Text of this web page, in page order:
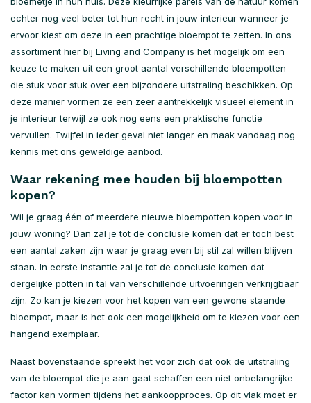
echter nog veel beter tot hun recht in jouw interieur wanneer je
ervoor kiest om deze in een prachtige bloempot te zetten. In ons
assortiment hier bij Living and Company is het mogelijk om een
keuze te maken uit een groot aantal verschillende bloempotten
die stuk voor stuk over een bijzondere uitstraling beschikken. Op
deze manier vormen ze een zeer aantrekkelijk visueel element in
je interieur terwijl ze ook nog eens een praktische functie
vervullen. Twijfel in ieder geval niet langer en maak vandaag nog
kennis met ons geweldige aanbod.
Waar rekening mee houden bij bloempotten
kopen?
Wil je graag één of meerdere nieuwe bloempotten kopen voor in
jouw woning? Dan zal je tot de conclusie komen dat er toch best
een aantal zaken zijn waar je graag even bij stil zal willen blijven
staan. In eerste instantie zal je tot de conclusie komen dat
dergelijke potten in tal van verschillende uitvoeringen verkrijgbaar
zijn. Zo kan je kiezen voor het kopen van een gewone staande
bloempot, maar is het ook een mogelijkheid om te kiezen voor een
hangend exemplaar.
Naast bovenstaande spreekt het voor zich dat ook de uitstraling
van de bloempot die je aan gaat schaffen een niet onbelangrijke
factor kan vormen tijdens het aankoopproces. Op dit vlak moet er